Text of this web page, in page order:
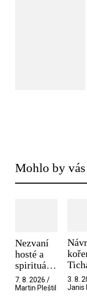
Mohlo by
Nezvaní
hosté a
spirituální
narušitelé
z vesmíru
7. 8. 2026 /
Martin Pleštil
3. 8.
Janis